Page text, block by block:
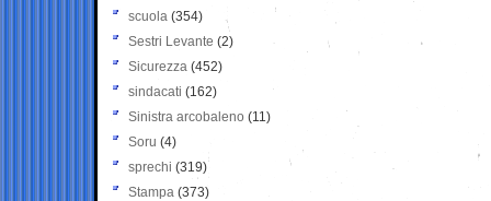
scuola (354)
Sestri Levante (2)
Sicurezza (452)
sindacati (162)
Sinistra arcobaleno (11)
Soru (4)
sprechi (319)
Stampa (373)